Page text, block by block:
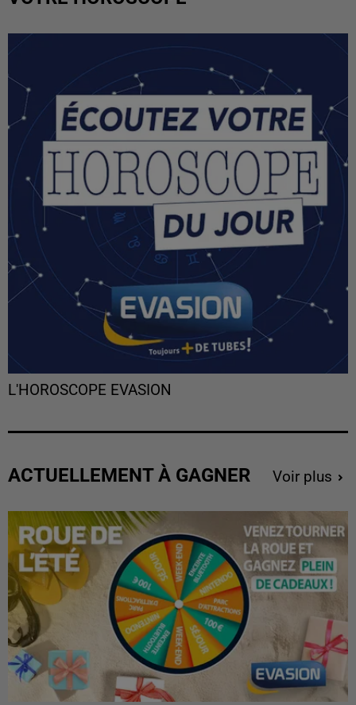
L'HOROSCOPE EVASION
ACTUELLEMENT À GAGNER Voir plus